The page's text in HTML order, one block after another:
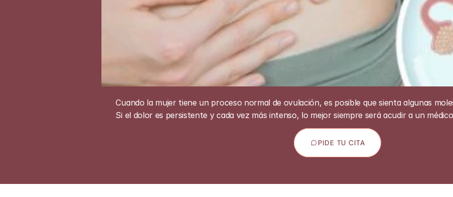
Cuando la mujer tiene un proceso normal de ovulación, es posible que sienta algunas
Si el dolor es persistente y cada vez más intenso, lo mejor siempre será acudir a un
PIDE TU CITA